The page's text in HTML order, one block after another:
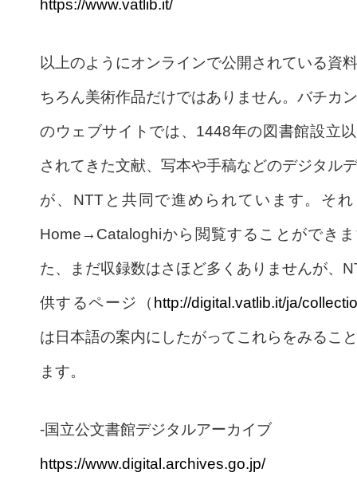
https://www.vatlib.it/
以上のようにオンラインで公開されている資
ちろん美術作品だけではありません。バチカ
のウェブサイトでは、1448年の図書館設立
されてきた文献、写本や手稿などのデジタル
が、NTTと共同で進められています。そ
Home→Cataloghiから閲覧することができ
た、まだ収録数はさほど多くありませんが、
供するページ（ http://digital.vatlib.it/ja/
は日本語の案内にしたがってこれらをみるこ
ます。
-国立公文書館デジタルアーカイブ
https://www.digital.archives.go.jp/